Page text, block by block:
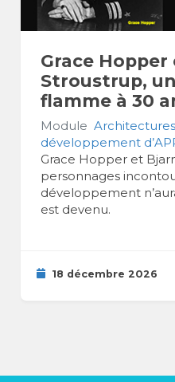
Grace
Stroustrup,
flamme à 30
Module
développement
Grace Hopper et
personnages
développement
est devenu.
18 décembre 2026